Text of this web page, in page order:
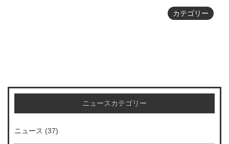
カテゴリー
ニュースカテゴリー
ニュース (37)